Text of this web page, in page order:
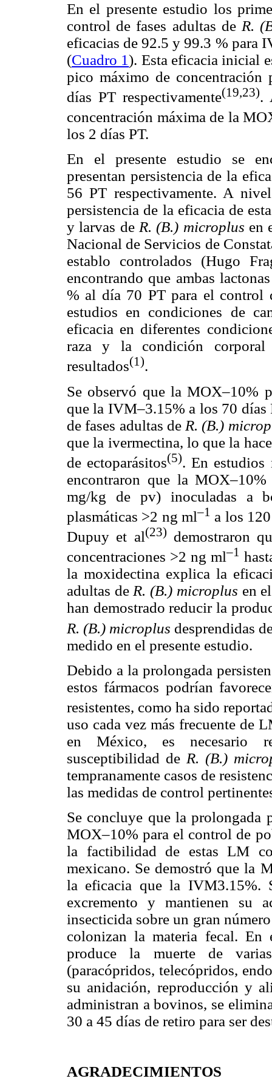
En el presente estudio los
control de fases adultas de R.
eficacias de 92.5 y 99.3 % para
(Cuadro 1). Esta eficacia inicial
pico máximo de
días PT respectivamente(19,23).
concentración máxima de la
los 2 días PT.
En el presente estudio se
presentan persistencia de la
56 PT respectivamente. A
persistencia de la eficacia de
y larvas de R. (B.) microplus en
Nacional de Servicios de
establo controlados (Hugo
encontrando que ambas
% al día 70 PT para el control
estudios en condiciones de
eficacia en diferentes
raza y la condición corporal
resultados(1).
Se observó que la MOX–10%
que la IVM–3.15% a los 70
de fases adultas de R. (B.)
que la ivermectina, lo que la
de ectoparásitos(5). En estudios
encontraron que la
mg/kg de pv) inoculadas a
plasmáticas >2 ng ml–1 a los
Dupuy et al(23) demostraron
concentraciones >2 ng ml–1
la moxidectina explica la
adultas deR. (B.) microplus en
han demostrado reducir la
R. (B.) microplus desprendidas
medido en el presente estudio.
Debido a la prolongada
estos fármacos podrían
resistentes, como ha sido
uso cada vez más frecuente de
en México, es necesario
susceptibilidad de R. (B.)
tempranamente casos de
las medidas de control
Se concluye que la prolongada
MOX–10% para el control de
la factibilidad de estas LM
mexicano. Se demostró que la
la eficacia que la IVM3.15%.
excremento y mantienen su
insecticida sobre un gran
colonizan la materia fecal. En
produce la muerte de
(paracópridos, telecópridos,
su anidación, reproducción y
administran a bovinos, se
30 a 45 días de retiro para ser
AGRADECIMIENTOS